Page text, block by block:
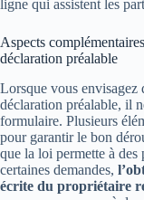
ligne qui assistent les
Aspects
déclaration préalable
Lorsque vous envisagez
déclaration préalable, il
formulaire. Plusieurs
pour garantir le bon
que la loi permette à des
certaines demandes,
écrite du propriétaire